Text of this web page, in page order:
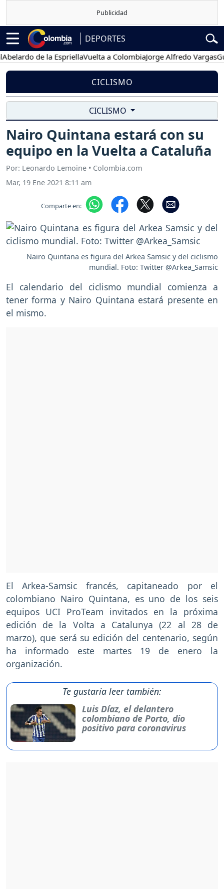
DEPORTES
de la EspriellaVuelta a ColombiaJorge Alfredo Vargas
CICLISMO
CICLISMO
Nairo Quintana estará con su
equipo en la Vuelta a Cataluña
Por: Leonardo Lemoine • Colombia.com
Mar, 19 Ene 2021 8:11 am
Comparte en:
Nairo Quintana es figura del Arkea Samsic y del ciclismo
mundial. Foto: Twitter @Arkea_Samsic
El calendario del ciclismo mundial comienza a
tener forma y Nairo Quintana estará presente en
el mismo.
El Arkea-Samsic francés, capitaneado por el
colombiano Nairo Quintana, es uno de los seis
equipos UCI ProTeam invitados en la próxima
edición de la Volta a Catalunya (22 al 28 de
marzo), que será su edición del centenario, según
ha informado este martes 19 de enero la
organización.
Te gustaría leer también:
Luis Díaz, el delantero
colombiano de Porto, dio
positivo para coronavirus